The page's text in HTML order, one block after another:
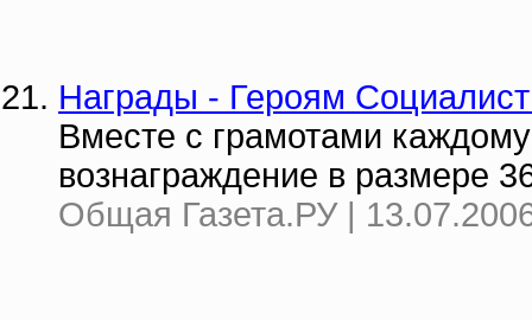
Награды - Героям
Вместе с грамотами
вознаграждение в размере
Общая Газета.РУ |